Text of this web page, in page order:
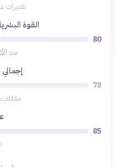
تقديرات عام 2024
القوة
80
عدد
78
85